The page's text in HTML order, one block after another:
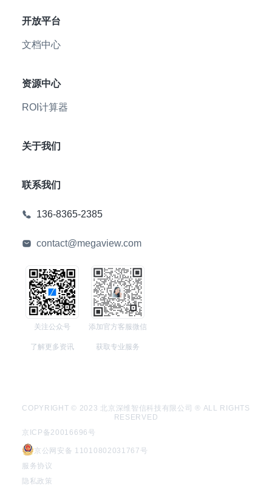
开放平台
文档中心
资源中心
ROI计算器
关于我们
联系我们
136-8365-2385
contact@megaview.com
关注公众号
了解更多资讯
添加官方客服微信
获取专业服务
COPYRIGHT © 2023 北京深维智信科技有限公司 ® ALL RIGHTS
RESERVED
京ICP备20016696号
京公网安备 11010802031767号
服务协议
隐私政策